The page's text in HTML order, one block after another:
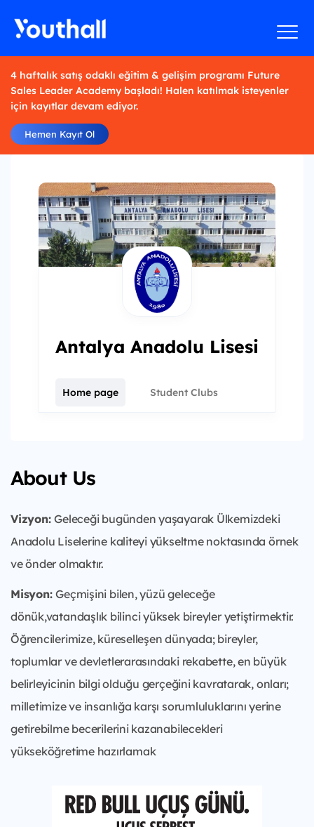
4 haftalık satış odaklı eğitim & gelişim programı Future
Sales Leader Academy başladı! Halen katılmak isteyenler
için kayıtlar devam ediyor.
Hemen Kayıt Ol
Antalya Anadolu Lisesi
Home page Student Clubs
About Us
Vizyon:Geleceği bugünden yaşayarak Ülkemizdeki
Anadolu Liselerine kaliteyi yükseltme noktasında örnek
ve önder olmaktır.
Misyon:Geçmişini bilen, yüzü geleceğe
dönük,vatandaşlık bilinci yüksek bireyler yetiştirmektir.
Öğrencilerimize, küreselleşen dünyada; bireyler,
toplumlar ve devletlerarasındaki rekabette, en büyük
belirleyicinin bilgi olduğu gerçeğini kavratarak, onları;
milletimize ve insanlığa karşı sorumluluklarını yerine
getirebilme becerilerini kazanabilecekleri
yükseköğretime hazırlamak